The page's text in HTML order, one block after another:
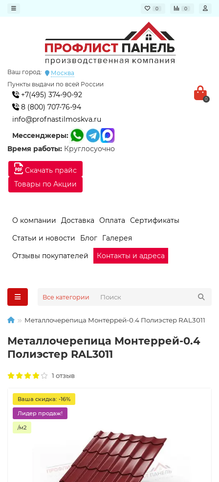
0 0
Скачать прайс
Товары по Акции
Ваш город:
Москва
Пункты выдачи по всей России
+7(495) 374-90-92
8 (800) 707-76-94
info@profnastilmoskva.ru
Мессенджеры:
Время работы: Круглосуочно
0
О компании Доставка Оплата
Сертификаты
Статьи и новости
Блог
Галерея
Отзывы покупателей
Контакты и адреса
Все категории
Металлочерепица Монтеррей-0.4 Полиэстер RAL3011
Металлочерепица Монтеррей-0.4
Полиэстер RAL3011
1 отзыв
Ваша скидка: -16%
Лидер продаж!
/м2